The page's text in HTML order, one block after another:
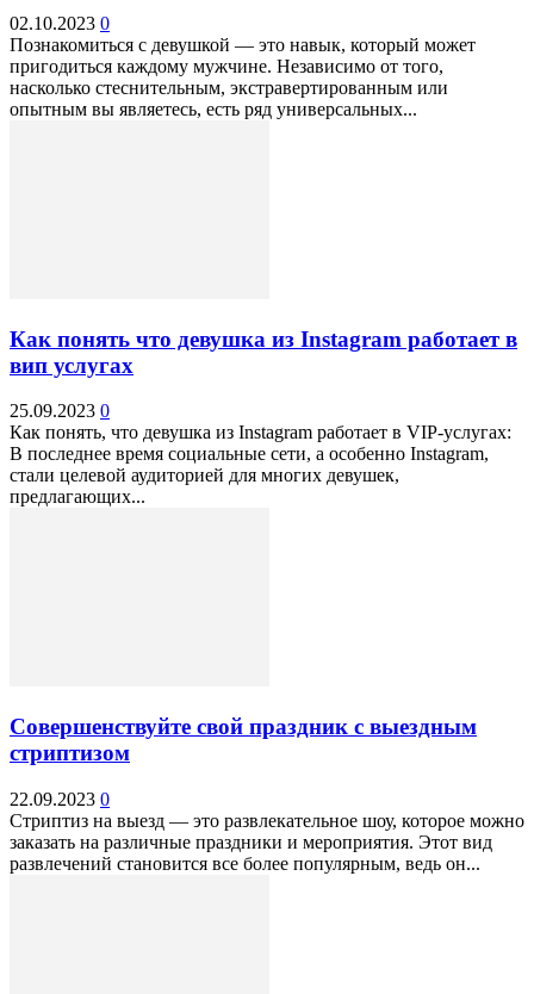
02.10.2023 0
Познакомиться с девушкой — это навык, который может
пригодиться каждому мужчине. Независимо от того,
насколько стеснительным, экстравертированным или
опытным вы являетесь, есть ряд универсальных...
Как понять что девушка из Instagram работает в
вип услугах
25.09.2023 0
Как понять, что девушка из Instagram работает в VIP-услугах:
В последнее время социальные сети, а особенно Instagram,
стали целевой аудиторией для многих девушек,
предлагающих...
Совершенствуйте свой праздник с выездным
стриптизом
22.09.2023 0
Стриптиз на выезд — это развлекательное шоу, которое можно
заказать на различные праздники и мероприятия. Этот вид
развлечений становится все более популярным, ведь он...